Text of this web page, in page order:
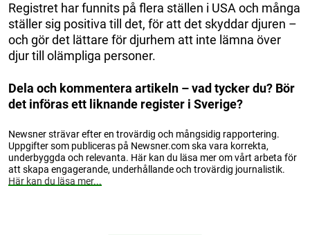
Registret har funnits på flera ställen i USA och många
ställer sig positiva till det, för att det skyddar djuren –
och gör det lättare för djurhem att inte lämna över
djur till olämpliga personer.
Dela och kommentera artikeln – vad tycker du? Bör
det införas ett liknande register i Sverige?
Newsner strävar efter en trovärdig och mångsidig rapportering.
Uppgifter som publiceras på Newsner.com ska vara korrekta,
underbyggda och relevanta. Här kan du läsa mer om vårt arbeta för
att skapa engagerande, underhållande och trovärdig journalistik.
Här kan du läsa mer...